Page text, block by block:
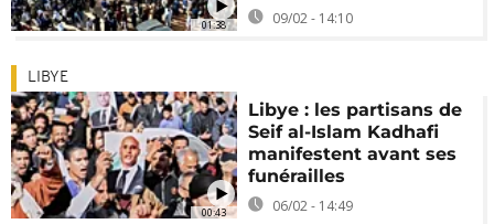
01:38 09/02 - 14:10
00:43
LIBYE
Libye : les partisans de
Seif al-Islam Kadhafi
manifestent avant ses
funérailles
06/02 - 14:49